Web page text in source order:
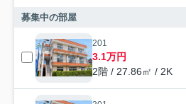
募集中の部屋
201
3.1万円
2階 / 27.86㎡ / 2K